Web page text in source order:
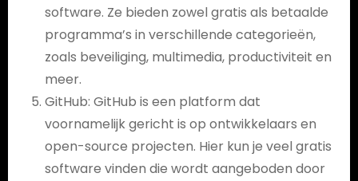
software. Ze bieden zowel gratis als betaalde
programma’s in verschillende categorieën,
zoals beveiliging, multimedia, productiviteit en
meer.
GitHub: GitHub is een platform dat
voornamelijk gericht is op ontwikkelaars en
open-source projecten. Hier kun je veel gratis
software vinden die wordt aangeboden door